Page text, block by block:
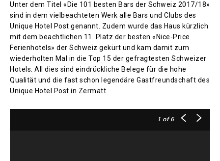
Unter dem Titel «Die 101 besten Bars der Schweiz 2017/18»
sind in dem vielbeachteten Werk alle Bars und Clubs des
Unique Hotel Post genannt. Zudem wurde das Haus kürzlich
mit dem beachtlichen 11. Platz der besten «Nice-Price
Ferienhotels» der Schweiz gekürt und kam damit zum
wiederholten Mal in die Top 15 der gefragtesten Schweizer
Hotels. All dies sind eindrückliche Belege für die hohe
Qualität und die fast schon legendäre Gastfreundschaft des
Unique Hotel Post in Zermatt.
1 of 6